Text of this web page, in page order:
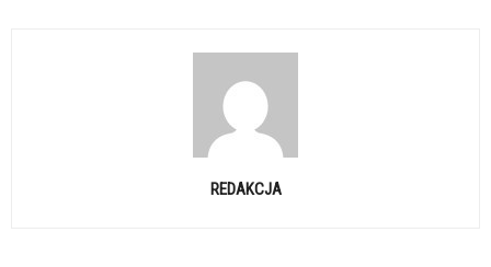
REDAKCJA